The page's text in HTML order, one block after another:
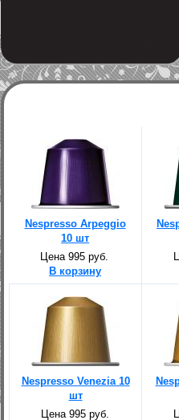
Nespresso Arpeggio
10 шт
Цена 995 руб.
В корзину
Nespresso Venezia 10
шт
Цена 995 руб.